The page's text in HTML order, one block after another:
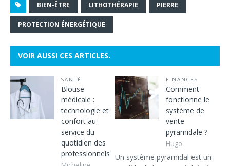
BIEN-ÊTRE LITHOTHÉRAPIE PIERRE
PROTECTION ÉNERGÉTIQUE
VOIR AUSSI CES ARTICLES.
SANTÉ
Blouse
médicale :
technologie et
confort au
service du
quotidien des
professionnels
FINANCES
Comment
fonctionne le
système de
vente
pyramidale ?
Hugo
Un système pyramidal est un